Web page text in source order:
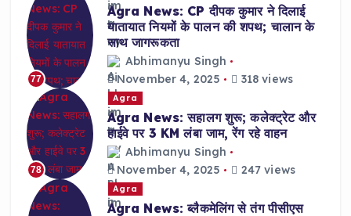
77
Agra News: CP दीपक कुमार ने दिलाई
यातायात नियमों के पालन की शपथ; चालान के
साथ जागरूकता
Abhimanyu Singh
November 4, 2025
318 views
78
Agra
Agra News: सहालग शुरू; कलेक्ट्रेट और
हाईवे पर 3 KM लंबा जाम, रेंग रहे वाहन
Abhimanyu Singh
November 4, 2025
247 views
Agra
Agra News: ब्लैकमेलिंग से तंग पीसीएस